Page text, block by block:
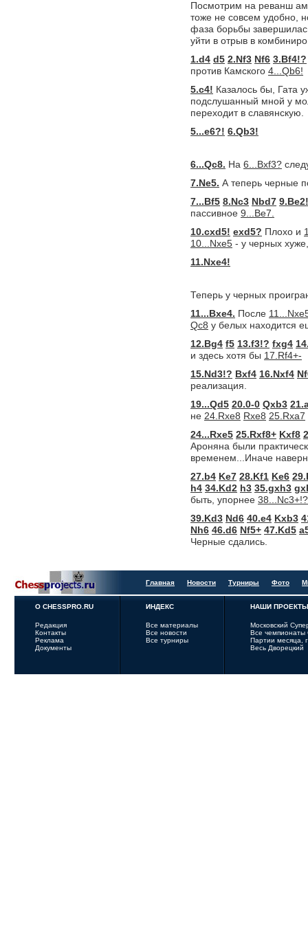
Посмотрим на реванш
тоже не совсем удобно,
фаза борьбы
уйти в отрыв в
1.d4 d5 2.Nf3 Nf6 3.Bf4!?
против Камского 4...Qb6!
5.c4! Казалось бы, Гата
подслушанный мной у
переходит в славянскую.
5...e6?! 6.Qb3!
6...Qc8. На 6...Bxf3?
7.Ne5. А теперь черные
7...Bf5 8.Nc3 Nbd7
пассивное 9...Be7.
10.cxd5! exd5? Плохо и
10...Nxe5 - у черных
11.Nxe4!
Теперь у черных
11...Bxe4. После
Qc8 у белых находится
12.Bg4 f5 13.f3!? fxg4
и здесь хотя бы 17.Rf4+-
15.Nd3!? Bxf4 16.Nxf4
реализация.
19...Qd5 20.0-0 Qxb3
не 24.Rxe8 Rxe8 25.Rxa7
24...Rxe5 25.Rxf8+ Kxf8
Ароняна были
временем...Иначе
27.b4 Ke7 28.Kf1 Ke6
h4 34.Kd2 h3 35.gxh3
быть, упорнее 38...Nc3+!?
39.Kd3 Nd6 40.e4 Kxb3
Nh6 46.d6 Nf5+ 47.Kd5
Черные сдались.
Главная Новости Турниры Фото
О CHESSPRO.RU
Редакция
Контакты
Реклама
Документы
ИНДЕКС
Все материалы
Все новости
Все турниры
НАШИ ПРОЕКТЫ
Московский
Все
Партии месяца,
Весь Дворецкий